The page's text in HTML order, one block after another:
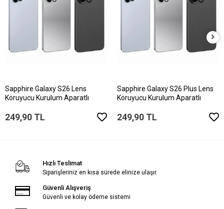
Sapphire Galaxy S26 Lens
Koruyucu Kurulum Aparatlı
249,90 TL
Sapphire Galaxy S26 Plus Lens
Koruyucu Kurulum Aparatlı
249,90 TL
Hızlı Teslimat
Siparişleriniz en kısa sürede elinize ulaşır.
Güvenli Alışveriş
Güvenli ve kolay ödeme sistemi